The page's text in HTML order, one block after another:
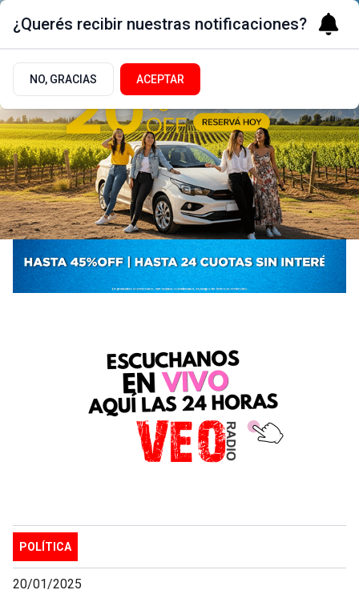
POLÍTICA
20/01/2025
¿Querés recibir nuestras notificaciones?
NO, GRACIAS ACEPTAR